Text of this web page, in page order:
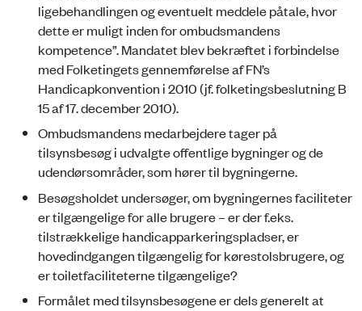
ligebehandlingen og eventuelt meddele påtale, hvor
dette er muligt inden for ombudsmandens
kompetence”. Mandatet blev bekræftet i forbindelse
med Folketingets gennemførelse af FN’s
Handicapkonvention i 2010 (jf. folketingsbeslutning B
15 af 17. december 2010).
Ombudsmandens medarbejdere tager på
tilsynsbesøg i udvalgte offentlige bygninger og de
udendørsområder, som hører til bygningerne.
Besøgsholdet undersøger, om bygningernes faciliteter
er tilgængelige for alle brugere – er der f.eks.
tilstrækkelige handicapparkeringspladser, er
hovedindgangen tilgængelig for kørestolsbrugere, og
er toiletfaciliteterne tilgængelige?
Formålet med tilsynsbesøgene er dels generelt at